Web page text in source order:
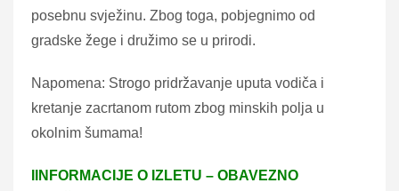
posebnu svježinu. Zbog toga, pobjegnimo od
gradske žege i družimo se u prirodi.
Napomena: Strogo pridržavanje uputa vodiča i
kretanje zacrtanom rutom zbog minskih polja u
okolnim šumama!
IINFORMACIJE O IZLETU – OBAVEZNO